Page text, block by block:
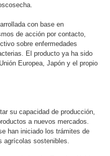
con base en
de acción por contacto,
sobre enfermedades
El producto ya ha sido
Europea, Japón y el propio
su capacidad de producción,
a nuevos mercados.
han iniciado los trámites de
agrícolas sostenibles.